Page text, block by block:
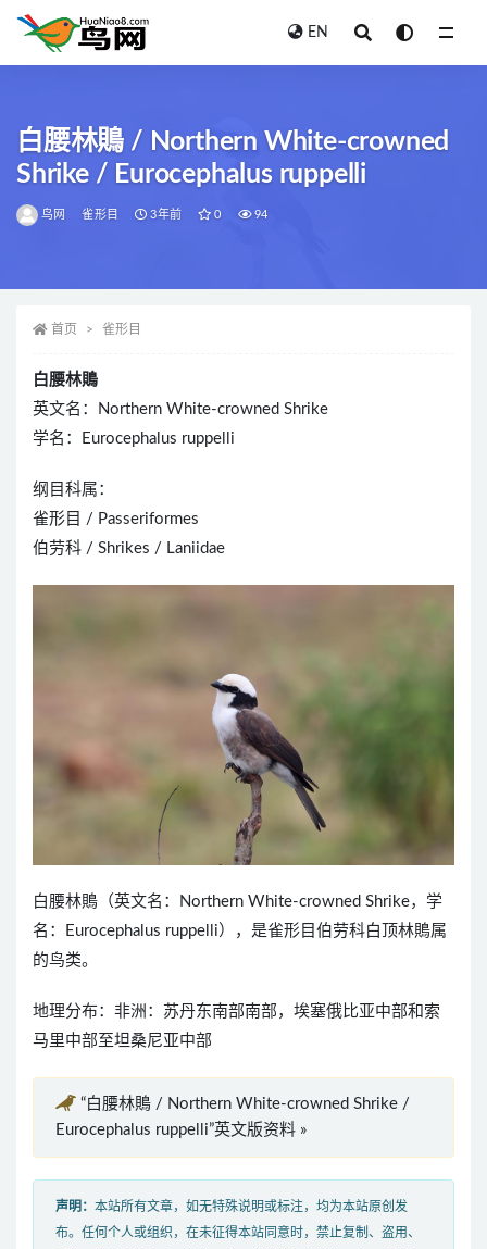
EN
白腰林鵙 / Northern White-crowned
Shrike / Eurocephalus ruppelli
鸟网 雀形目 3年前 0 94
首页 雀形目
白腰林鵙
英文名：Northern White-crowned Shrike
学名：Eurocephalus ruppelli
纲目科属：
雀形目 / Passeriformes
伯劳科 / Shrikes / Laniidae
白腰林鵙（英文名：Northern White-crowned Shrike，学
名：Eurocephalus ruppelli），是雀形目伯劳科白顶林鵙属
的鸟类。
地理分布：非洲：苏丹东南部南部，埃塞俄比亚中部和索
马里中部至坦桑尼亚中部
“白腰林鵙 / Northern White-crowned Shrike /
Eurocephalus ruppelli”英文版资料 »
声明： 本站所有文章，如无特殊说明或标注，均为本站原创发
布。任何个人或组织，在未征得本站同意时，禁止复制、盗用、